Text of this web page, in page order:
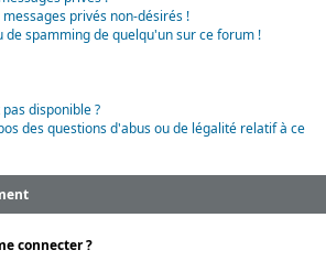
privés non-désirés !
de spamming de quelqu'un sur ce forum !
disponible ?
des questions d'abus ou de légalité relatif à ce
connecter ?